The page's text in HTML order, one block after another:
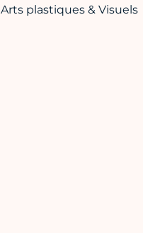
Arts plastiques & Visuels